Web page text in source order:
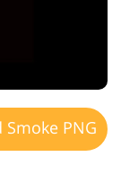
Smoke PNG